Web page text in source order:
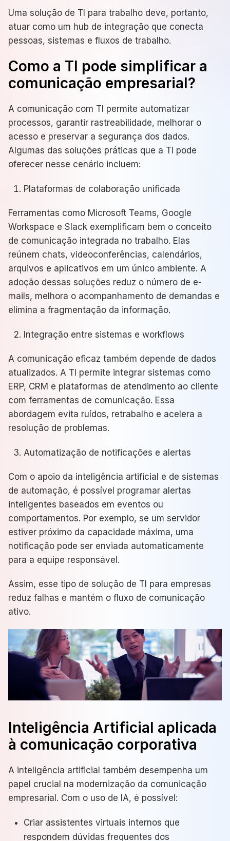
Uma solução de TI para trabalho deve, portanto,
atuar como um hub de integração que conecta
pessoas, sistemas e fluxos de trabalho.
Como a TI pode simplificar a
comunicação empresarial?
A comunicação com TI permite automatizar
processos, garantir rastreabilidade, melhorar o
acesso e preservar a segurança dos dados.
Algumas das soluções práticas que a TI pode
oferecer nesse cenário incluem:
Plataformas de colaboração unificada
Ferramentas como Microsoft Teams, Google
Workspace e Slack exemplificam bem o conceito
de comunicação integrada no trabalho. Elas
reúnem chats, videoconferências, calendários,
arquivos e aplicativos em um único ambiente. A
adoção dessas soluções reduz o número de e-
mails, melhora o acompanhamento de demandas e
elimina a fragmentação da informação.
Integração entre sistemas e workflows
A comunicação eficaz também depende de dados
atualizados. A TI permite integrar sistemas como
ERP, CRM e plataformas de atendimento ao cliente
com ferramentas de comunicação. Essa
abordagem evita ruídos, retrabalho e acelera a
resolução de problemas.
Automatização de notificações e alertas
Com o apoio da inteligência artificial e de sistemas
de automação, é possível programar alertas
inteligentes baseados em eventos ou
comportamentos. Por exemplo, se um servidor
estiver próximo da capacidade máxima, uma
notificação pode ser enviada automaticamente
para a equipe responsável.
Assim, esse tipo de solução de TI para empresas
reduz falhas e mantém o fluxo de comunicação
ativo.
Inteligência Artificial aplicada
à comunicação corporativa
A inteligência artificial também desempenha um
papel crucial na modernização da comunicação
empresarial. Com o uso de IA, é possível:
Criar assistentes virtuais internos que
respondem dúvidas frequentes dos